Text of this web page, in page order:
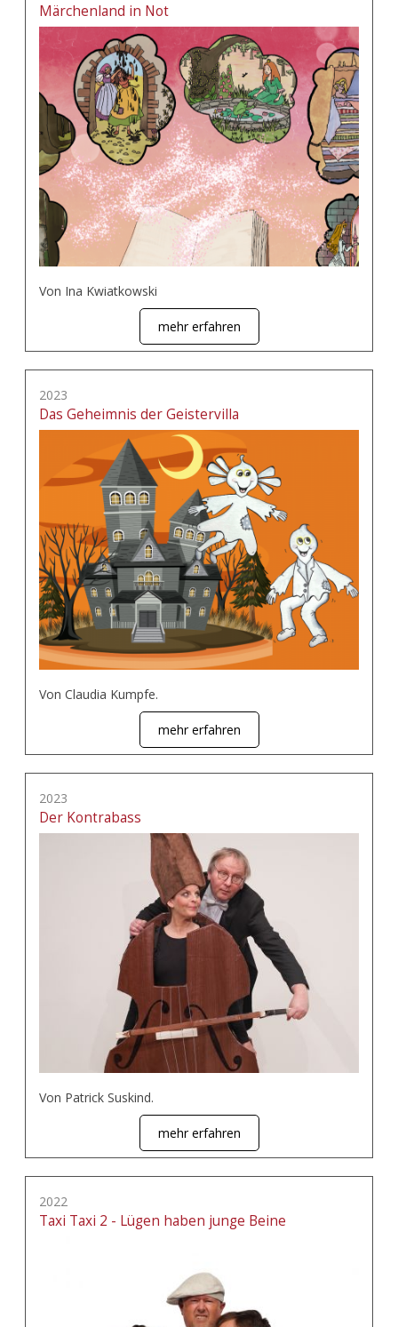
Märchenland in Not
Von Ina Kwiatkowski
mehr erfahren
2023
Das Geheimnis der Geistervilla
Von Claudia Kumpfe.
mehr erfahren
2023
Der Kontrabass
Von Patrick Suskind.
mehr erfahren
2022
Taxi Taxi 2 - Lügen haben junge Beine